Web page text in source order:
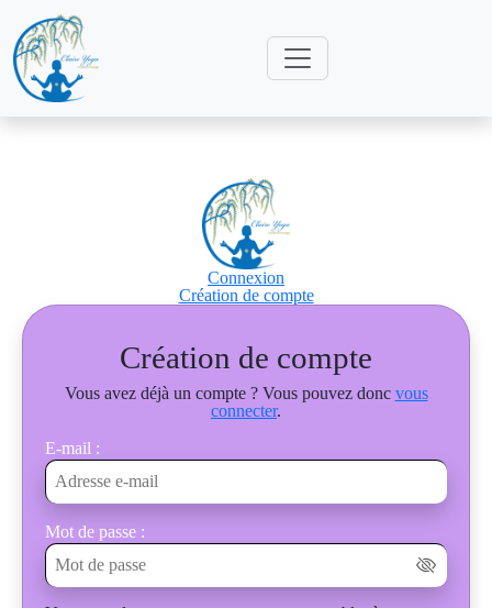
Connexion
Création de compte
Création de compte
Vous avez déjà un compte ? Vous pouvez donc vous
connecter.
E-mail :
Mot de passe :